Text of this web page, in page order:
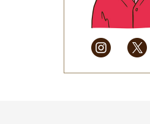
2025年4月
(32)
2025年3月(31)
2025年2月
(28)